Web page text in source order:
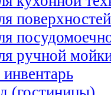
поверхностей
ручной